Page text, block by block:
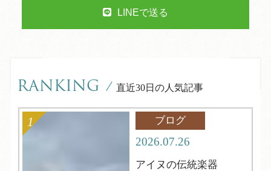
LINEで送る
RANKING / 直近30日の人気記事
ブログ
2026.07.26
アイヌの伝統楽器